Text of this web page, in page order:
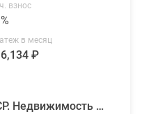
взнос
в месяц
₽
Рассрочка 30/35/35 от «ЛСР. Недвижимость — Северо-Запад»